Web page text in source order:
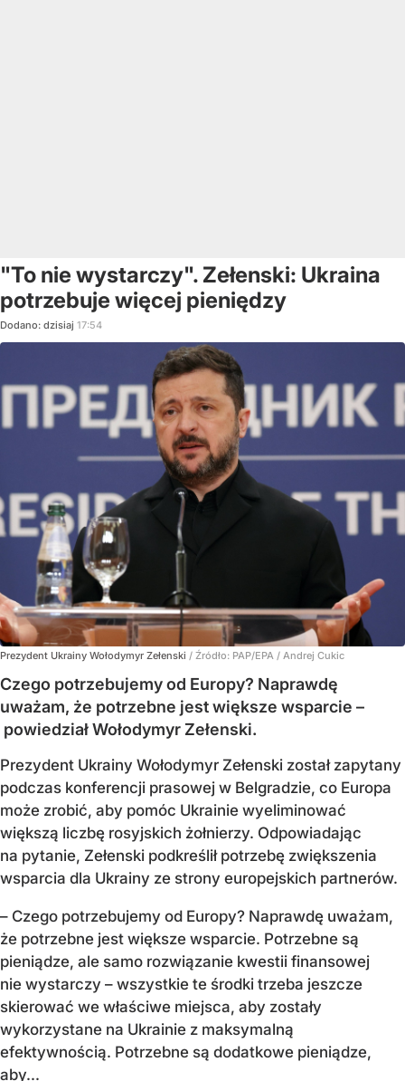
"To nie wystarczy". Zełenski: Ukraina
potrzebuje więcej pieniędzy
Dodano: dzisiaj 17:54
Prezydent Ukrainy Wołodymyr Zełenski / Źródło: PAP/EPA / Andrej Cukic
Czego potrzebujemy od Europy? Naprawdę
uważam, że potrzebne jest większe wsparcie –
powiedział Wołodymyr Zełenski.
Prezydent Ukrainy Wołodymyr Zełenski został zapytany
podczas konferencji prasowej w Belgradzie, co Europa
może zrobić, aby pomóc Ukrainie wyeliminować
większą liczbę rosyjskich żołnierzy. Odpowiadając
na pytanie, Zełenski podkreślił potrzebę zwiększenia
wsparcia dla Ukrainy ze strony europejskich partnerów.
– Czego potrzebujemy od Europy? Naprawdę uważam,
że potrzebne jest większe wsparcie. Potrzebne są
pieniądze, ale samo rozwiązanie kwestii finansowej
nie wystarczy – wszystkie te środki trzeba jeszcze
skierować we właściwe miejsca, aby zostały
wykorzystane na Ukrainie z maksymalną
efektywnością. Potrzebne są dodatkowe pieniądze,
aby...